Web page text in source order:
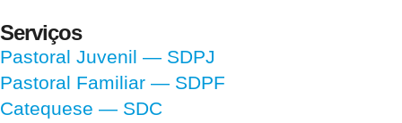
Serviços
Pastoral Juvenil — SDPJ
Pastoral Familiar — SDPF
Catequese — SDC